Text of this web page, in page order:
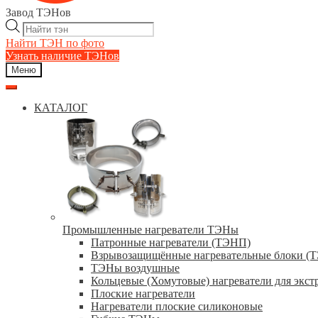
Завод ТЭНов
Поиск
товаров
Найти ТЭН по фото
Узнать наличие ТЭНов
Меню
КАТАЛОГ
Промышленные нагреватели ТЭНы
Патронные нагреватели (ТЭНП)
Взрывозащищённые нагревательные блоки
ТЭНы воздушные
Кольцевые (Хомутовые) нагреватели для
Плоские нагреватели
Нагреватели плоские силиконовые